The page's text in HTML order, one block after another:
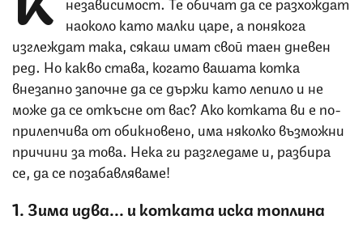
наоколо като малки царе, а понякога
изглеждат така, сякаш имат свой таен дневен
ред. Но какво става, когато вашата котка
внезапно започне да се държи като лепило и не
може да се откъсне от вас? Ако котката ви е по-
прилепчива от обикновено, има няколко възможни
причини за това. Нека ги разгледаме и, разбира
се, да се позабавляваме!
1. Зима идва... и котката иска топлина